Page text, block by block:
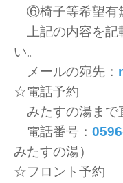
⑥椅子等希望有
上記の内容を記
い。
メールの宛先：
☆電話予約
みたすの湯まで
電話番号：
みたすの湯）
☆フロント予約